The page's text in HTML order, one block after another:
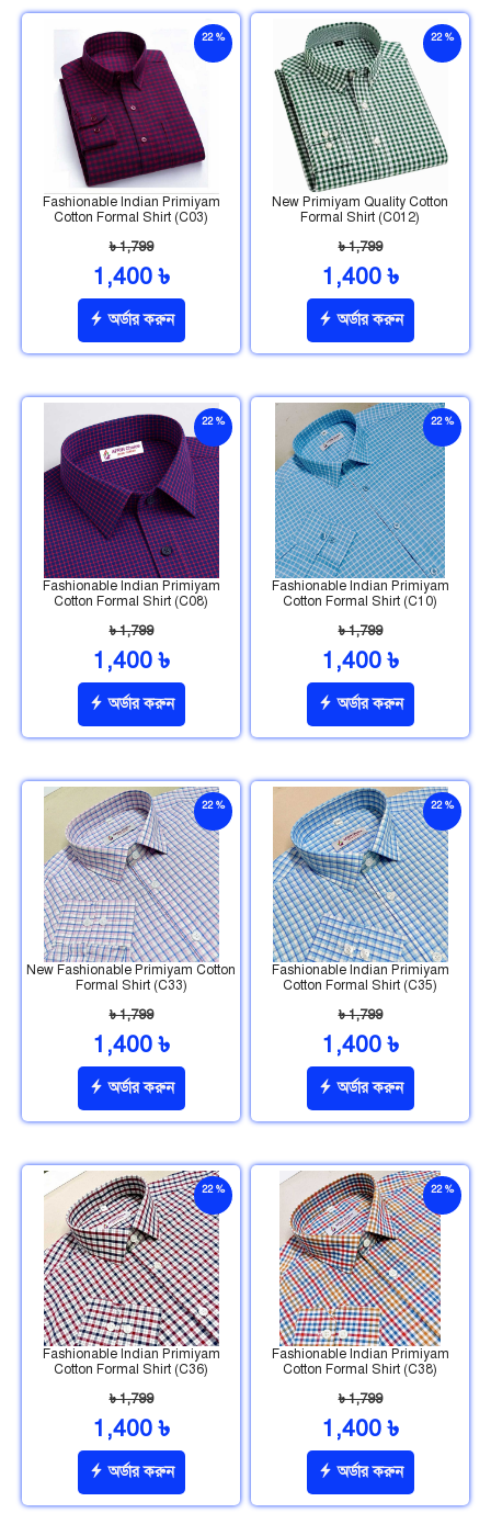
22 %
Fashionable Indian Primiyam
Cotton Formal Shirt (C03)
৳ 1,799
1,400 ৳
অর্ডার করুন
22 %
New Primiyam Quality Cotton
Formal Shirt (C012)
৳ 1,799
1,400 ৳
অর্ডার করুন
22 %
Fashionable Indian Primiyam
Cotton Formal Shirt (C08)
৳ 1,799
1,400 ৳
অর্ডার করুন
22 %
Fashionable Indian Primiyam
Cotton Formal Shirt (C10)
৳ 1,799
1,400 ৳
অর্ডার করুন
22 %
New Fashionable Primiyam Cotton
Formal Shirt (C33)
৳ 1,799
1,400 ৳
অর্ডার করুন
22 %
Fashionable Indian Primiyam
Cotton Formal Shirt (C35)
৳ 1,799
1,400 ৳
অর্ডার করুন
22 %
Fashionable Indian Primiyam
Cotton Formal Shirt (C36)
৳ 1,799
1,400 ৳
অর্ডার করুন
22 %
Fashionable Indian Primiyam
Cotton Formal Shirt (C38)
৳ 1,799
1,400 ৳
অর্ডার করুন